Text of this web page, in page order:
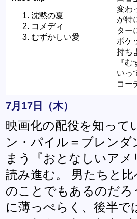
沈黙の夏
コメディ
むずかしい愛
変わ
が特
ター
ポケ
持ち
『
いっ
コー
7月17日（木）
映画化の配役を知っ
ン・パイル＝ブレン
まう『おとなしいア
読み進む。 男たちと
のことでもあるのだ
に薄っぺらく、後半で